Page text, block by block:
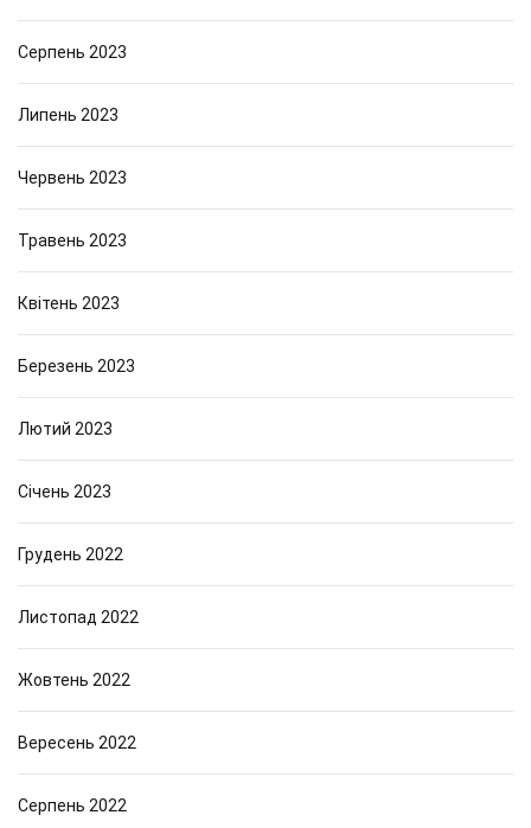
Серпень 2023
Липень 2023
Червень 2023
Травень 2023
Квітень 2023
Березень 2023
Лютий 2023
Січень 2023
Грудень 2022
Листопад 2022
Жовтень 2022
Вересень 2022
Серпень 2022